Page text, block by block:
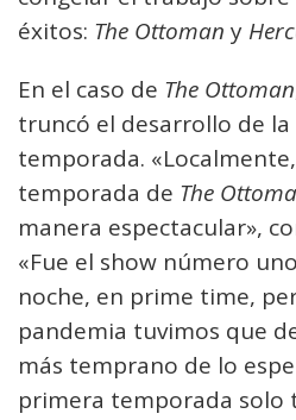
éxitos: The Ottoman y
En el caso de The Ottoman
truncó el desarrollo de
temporada.
temporada de The
manera espectacular»,
«Fue el show número
noche, en prime time,
pandemia tuvimos que
más temprano de lo
primera temporada solo